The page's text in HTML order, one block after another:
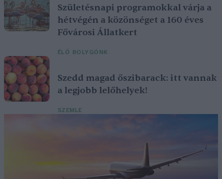
Születésnapi programokkal várja a
hétvégén a közönséget a 160 éves
Fővárosi Állatkert
ÉLŐ BOLYGÓNK
Szedd magad őszibarack: itt vannak
a legjobb lelőhelyek!
SZEMLE